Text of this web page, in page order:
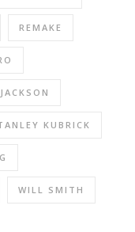
REMAKE
KUBRICK
WILL SMITH